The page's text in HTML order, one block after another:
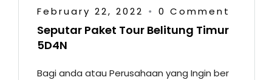
February 22, 2022 • 0 Comment
Seputar Paket Tour Belitung Timur
5D4N
Bagi anda atau Perusahaan yang Ingin ber